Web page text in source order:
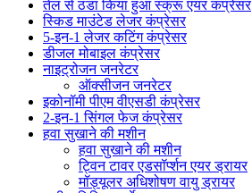
तेल से ठंडा किया हुआ स्क्रू एयर कंप्रेसर
स्किड माउंटेड लेजर कंप्रेसर
5-इन-1 लेजर कटिंग कंप्रेसर
डीजल मोबाइल कंप्रेसर
नाइट्रोजन जनरेटर
ऑक्सीजन जनरेटर
इकोनॉमी पीएम वीएसडी कंप्रेसर
2-इन-1 सिंगल फेज कंप्रेसर
हवा सुखाने की मशीन
हवा सुखाने की मशीन
ट्विन टावर एडसॉर्प्शन एयर ड्रायर
मॉड्यूलर अधिशोषण वायु ड्रायर